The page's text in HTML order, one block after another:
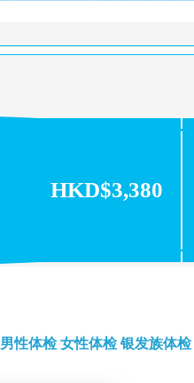
HKD$3,380
男性体检 女性体检 银发族体检